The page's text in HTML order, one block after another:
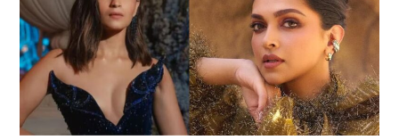
Shoaib Akhtar
दुनिया के सबसे तेज गेंदबाजों की अगर बात करें तो शोएब अख्तर